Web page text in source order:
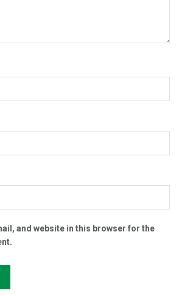
and website in this browser for the